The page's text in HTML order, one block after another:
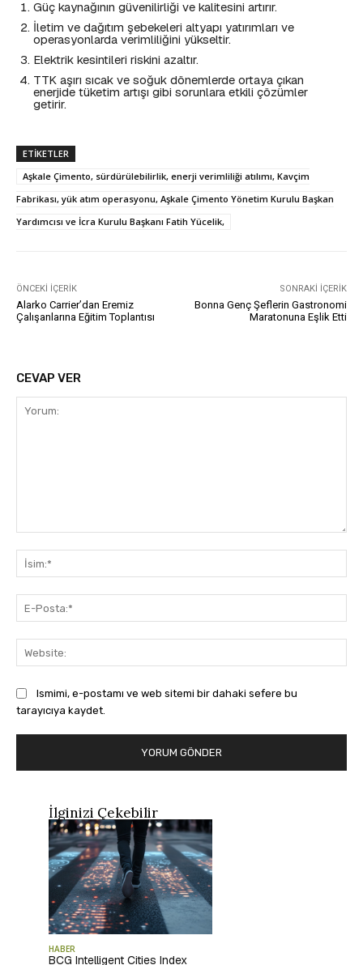
Güç kaynağının güvenilirliği ve kalitesini artırır.
İletim ve dağıtım şebekeleri altyapı yatırımları ve
operasyonlarda verimliliğini yükseltir.
Elektrik kesintileri riskini azaltır.
TTK aşırı sıcak ve soğuk dönemlerde ortaya çıkan
enerjide tüketim artışı gibi sorunlara etkili çözümler
getirir.
ETIKETLER
Aşkale Çimento, sürdürülebilirlik, enerji verimliliği atılımı, Kavçim
Fabrikası, yük atım operasyonu, Aşkale Çimento Yönetim Kurulu Başkan
Yardımcısı ve İcra Kurulu Başkanı Fatih Yücelik,
ÖNCEKI İÇERIK
Alarko Carrier’dan Eremiz
Çalışanlarına Eğitim Toplantısı
SONRAKI İÇERIK
Bonna Genç Şeflerin Gastronomi
Maratonuna Eşlik Etti
CEVAP VER
Ismimi, e-postamı ve web sitemi bir dahaki sefere bu
tarayıcıya kaydet.
İlginizi Çekebilir
HABER
BCG Intelligent Cities Index